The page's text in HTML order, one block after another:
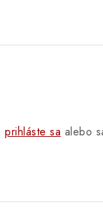
prihláste sa alebo